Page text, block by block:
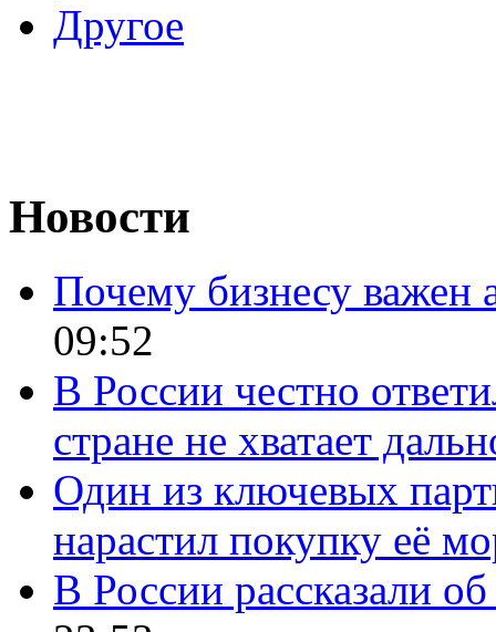
Другое
Новости
Почему бизнесу важен
09:52
В России честно
стране не хватает
Один из ключевых
нарастил покупку её
В России рассказали